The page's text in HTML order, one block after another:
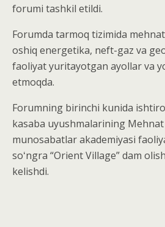
forumi tashkil etildi.
Forumda tarmoq tizimida
oshiq energetika, neft-gaz va
faoliyat yuritayotgan ayollar va
etmoqda.
Forumning birinchi kunida
kasaba uyushmalarining
munosabatlar akademiyasi
soʻngra “Orient Village” dam
kelishdi.